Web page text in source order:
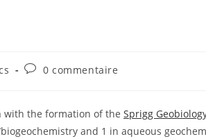
0 commentaire
with the formation of the Sprigg
and 1 in aqueous